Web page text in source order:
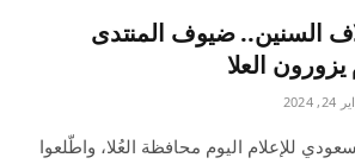
السنين.. ضيوف المنتدى
العلا
للإعلام اليوم محافظة العُلا، واطّلعوا